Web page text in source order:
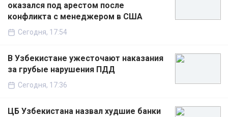
оказался под арестом после
конфликта с менеджером в США
Сегодня, 17:54
В Узбекистане ужесточают наказания
за грубые нарушения ПДД
Сегодня, 17:36
ЦБ Узбекистана назвал худшие банки